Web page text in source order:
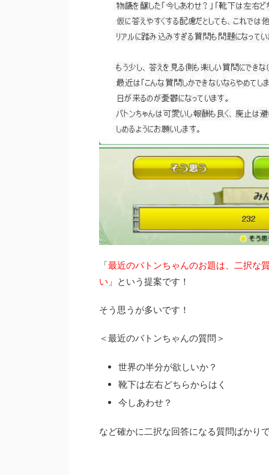
「最近のバトンちゃんのお題は、二択な
い 」という提案です！
そう思うが多いです！
＜最近のバトンちゃんの質問＞
世界の半分が欲しいか？
靴下は左右どちらからはく
今しあわせ？
など確かに二択な回答になる質問ばかり